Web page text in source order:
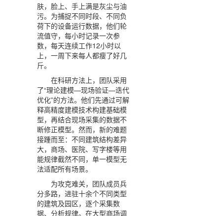
肤，脸上、手上满是灰尘与油
污。为捕捉不同时段、不同负
荷下的设备运行数据，他们轮
流值守，每小时记录一次参
数，每天连续工作12小时以
上，一周下来每人都瘦了好几
斤。
在科研方法上，团队采用
了“理论建模—现场验证—迭代
优化”的方法。他们先通过可解
释高精度建模技术构建基础模
型，再结合现场采集的数据不
断修正模型。然而，新的难题
接踵而至：不同建筑结构差异
大，商场、医院、写字楼等用
能规律截然不同，单一模型无
法适配所有场景。
为攻克难关，团队成员兵
分多路，进驻十余个不同类型
的建筑及园区，逐个采集数
据、分析规律。在大型商场调